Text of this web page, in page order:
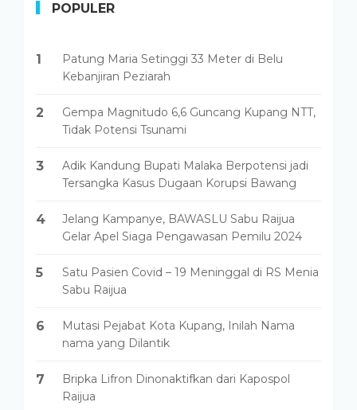
POPULER
1
Patung Maria Setinggi 33 Meter di Belu
Kebanjiran Peziarah
2
Gempa Magnitudo 6,6 Guncang Kupang NTT,
Tidak Potensi Tsunami
3
Adik Kandung Bupati Malaka Berpotensi jadi
Tersangka Kasus Dugaan Korupsi Bawang
4
Jelang Kampanye, BAWASLU Sabu Raijua
Gelar Apel Siaga Pengawasan Pemilu 2024
5
Satu Pasien Covid – 19 Meninggal di RS Menia
Sabu Raijua
6
Mutasi Pejabat Kota Kupang, Inilah Nama
nama yang Dilantik
7
Bripka Lifron Dinonaktifkan dari Kapospol
Raijua